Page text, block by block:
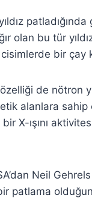
olan bu tür
bir çay
de nötron
alanlara sahip
X-ışını
Neil
patlama